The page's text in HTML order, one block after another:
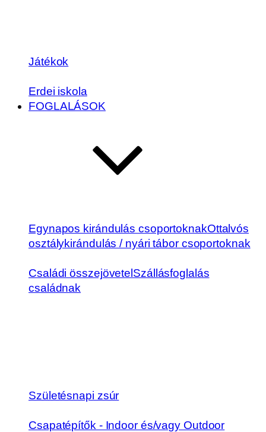
Játékok
Erdei iskola
FOGLALÁSOK
Egynapos kirándulás csoportoknakOttalvós
osztálykirándulás / nyári tábor csoportoknak
Családi összejövetelSzállásfoglalás
családnak
Születésnapi zsúr
Csapatépítők - Indoor és/vagy Outdoor